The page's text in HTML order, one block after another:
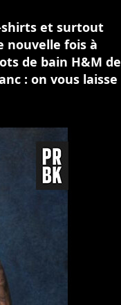
shirts et surtout
nouvelle fois à
de bain H&M de
: on vous laisse